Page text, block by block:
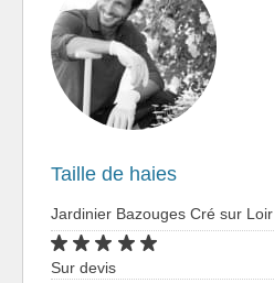
Taille de haies
Jardinier Bazouges Cré sur Loir
Sur devis